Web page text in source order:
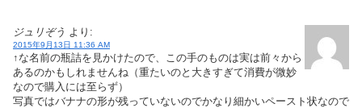
ジュリぞう より:
2015年9月13日 11:36 AM
↑な名前の瓶詰を見かけたので、この手のものは実は前々から
あるのかもしれませんね（重たいのと大きすぎて消費が微妙
なので購入には至らず）
写真ではバナナの形が残っていないのでかなり細かいペースト状なので